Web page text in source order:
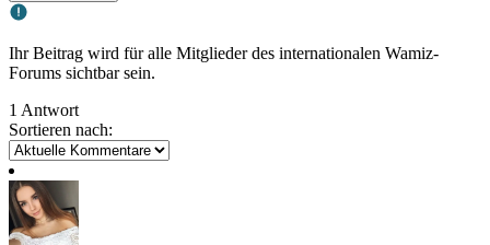
Ihr Beitrag wird für alle Mitglieder des internationalen Wamiz-
Forums sichtbar sein.
1 Antwort
Sortieren nach: